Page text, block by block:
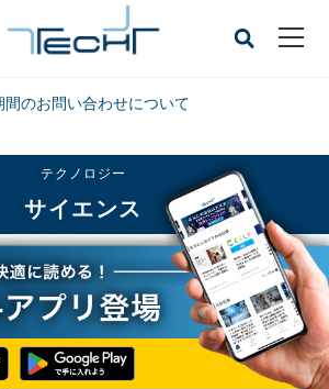
間のお問い合わせについて
CLOSE
テクノロジー
サイエンス
サイエンス
点”に新規3機関
ル研究拠点”に新規3機関